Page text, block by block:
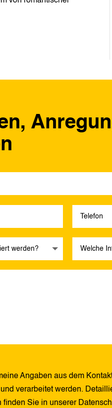
Angaben aus dem
verarbeitet werden.
finden Sie in unserer